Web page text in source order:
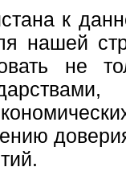
к
нашей
не